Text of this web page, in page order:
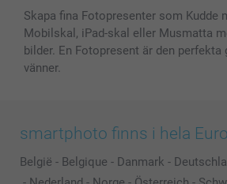
Skapa fina Fotopresenter som Kudde
Mobilskal, iPad-skal eller Musmatta
bilder. En Fotopresent är den
vänner.
smartphoto finns i hela
België - Belgique - Danmark -